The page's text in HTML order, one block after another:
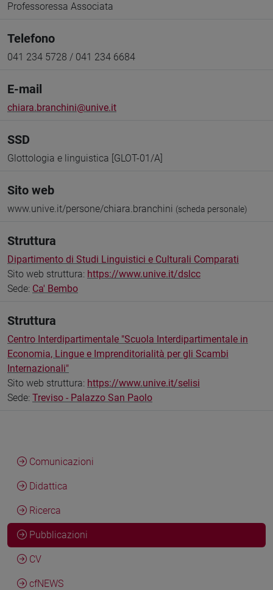
Professoressa Associata
Telefono
041 234 5728 / 041 234 6684
E-mail
chiara.branchini@unive.it
SSD
Glottologia e linguistica [GLOT-01/A]
Sito web
www.unive.it/persone/chiara.branchini (scheda personale)
Struttura
Dipartimento di Studi Linguistici e Culturali Comparati
Sito web struttura: https://www.unive.it/dslcc
Sede: Ca' Bembo
Struttura
Centro Interdipartimentale "Scuola Interdipartimentale in
Economia, Lingue e Imprenditorialità per gli Scambi
Internazionali"
Sito web struttura: https://www.unive.it/selisi
Sede: Treviso - Palazzo San Paolo
Comunicazioni
Didattica
Ricerca
Pubblicazioni
CV
cfNEWS